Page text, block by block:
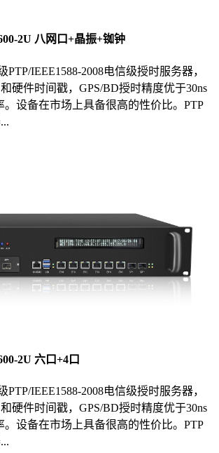
2U 八网口+晶振+铷钟
PTP/IEEE1588-2008电信级授时服务器，
硬件时间戳，GPS/BD授时精度优于30ns
。设备在市场上具备很高的性价比。PTP
2U 六口+4口
PTP/IEEE1588-2008电信级授时服务器，
硬件时间戳，GPS/BD授时精度优于30ns
。设备在市场上具备很高的性价比。PTP